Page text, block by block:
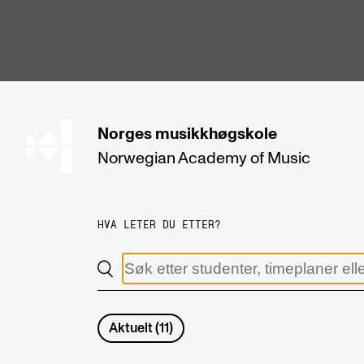
Norges musikkhøgskole
Norwegian Academy of Music
STUDIER
Master
Årsstudium og videreutdanning
HVA LETER DU ETTER?
Aktuelt(11 )